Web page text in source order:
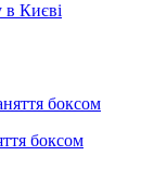
в Києві
боксом